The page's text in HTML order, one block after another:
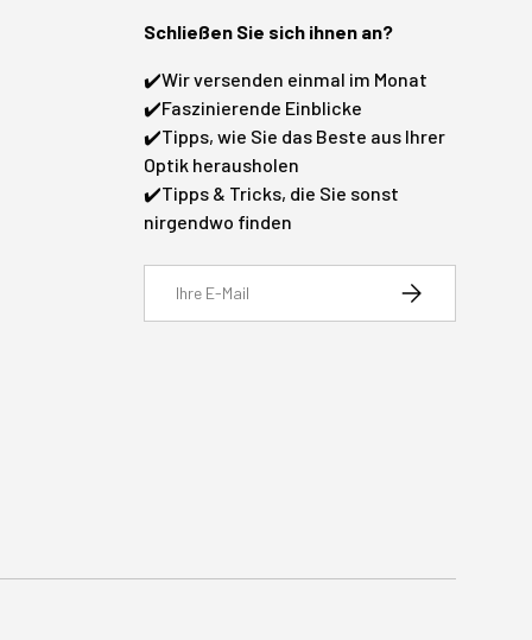
Schließen Sie sich ihnen an?
✔️Wir versenden einmal im Monat
✔️Faszinierende Einblicke
✔️Tipps, wie Sie das Beste aus Ihrer
Optik herausholen
✔️Tipps & Tricks, die Sie sonst
nirgendwo finden
Abonnieren